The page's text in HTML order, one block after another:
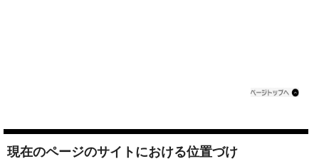
現在のページのサイトにおける位置づけ